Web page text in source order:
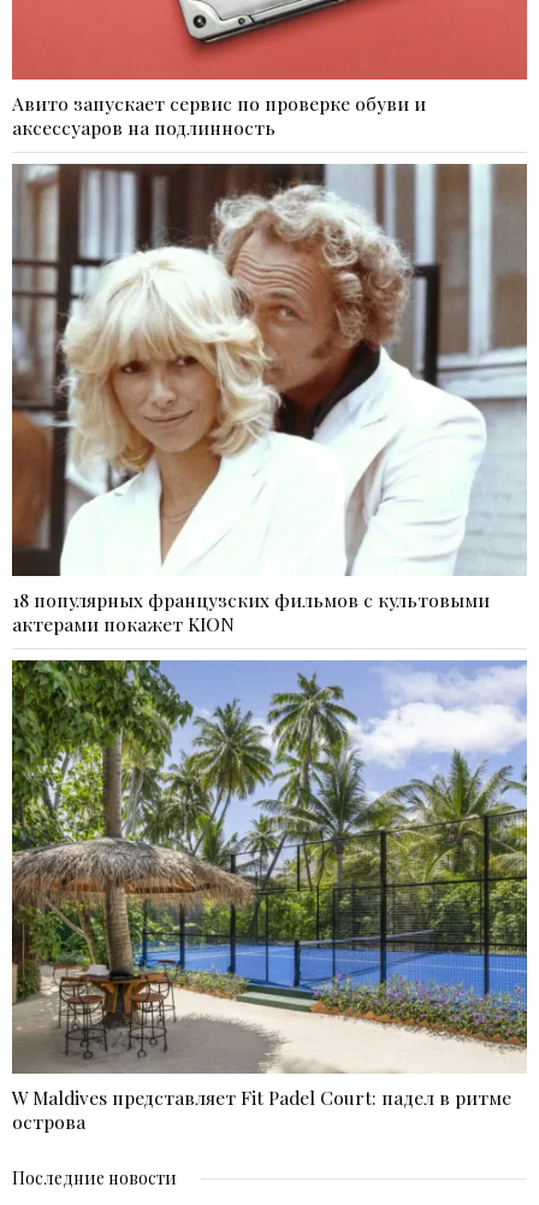
Авито запускает сервис по проверке обуви и
аксессуаров на подлинность
18 популярных французских фильмов с культовыми
актерами покажет KION
W Maldives представляет Fit Padel Court: падел в ритме
острова
Последние новости